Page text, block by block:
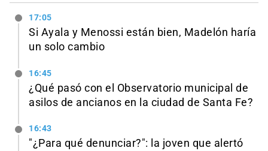
17:05
Si Ayala y Menossi están bien, Madelón haría
un solo cambio
16:45
¿Qué pasó con el Observatorio municipal de
asilos de ancianos en la ciudad de Santa Fe?
16:43
"¿Para qué denunciar?": la joven que alertó